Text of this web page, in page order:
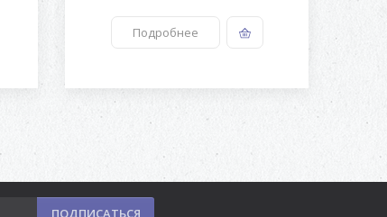
Подробнее
ПОДПИСАТЬСЯ